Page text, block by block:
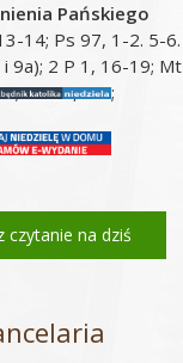
Pańskiego
14; Ps 97, 1-2. 5-6.
i 9a); 2 P 1, 16-19; Mt
Mt 17, 1-9;
czytanie na dziś